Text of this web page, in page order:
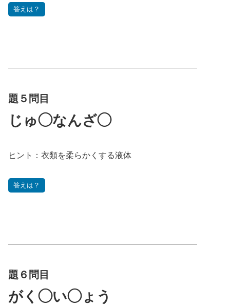
答えは？
———————————————————————
題５問目
じゅ◯なんざ◯
ヒント：衣類を柔らかくする液体
答えは？
———————————————————————
題６問目
がく◯い◯ょう